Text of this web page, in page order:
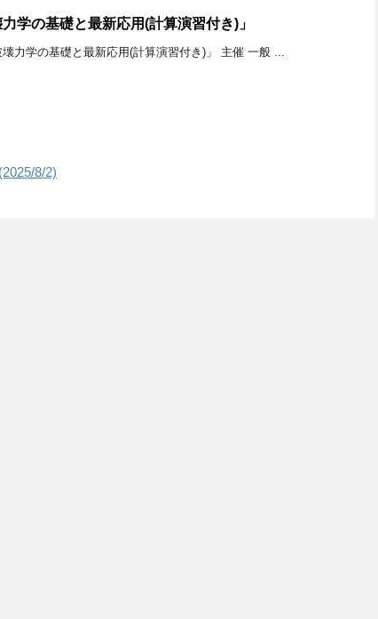
学の基礎と最新応用(計算演習付き)」
力学の基礎と最新応用(計算演習付き)」 主催 一般 ...
8/2)